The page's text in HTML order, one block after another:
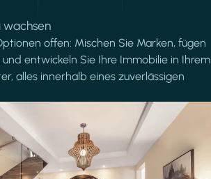
wachsen
offen: Mischen Sie Marken, fügen
und entwickeln Sie Ihre Immobilie in Ihrem
alles innerhalb eines zuverlässigen